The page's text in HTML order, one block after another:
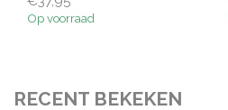
Op voorraad
RECENT BEKEKEN